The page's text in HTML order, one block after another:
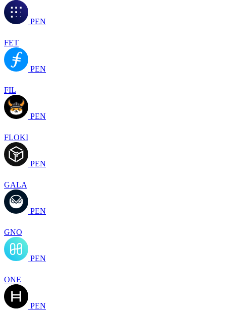
PEN
FET
PEN
FIL
PEN
FLOKI
PEN
GALA
PEN
GNO
PEN
ONE
PEN